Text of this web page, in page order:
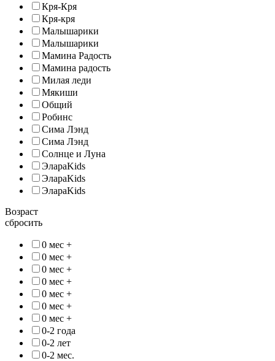
Кря-Кря
Кря-кря
Малышарики
Малышарики
Мамина Радость
Мамина радость
Милая леди
Мякиши
Общий
Робинс
Сима Лэнд
Сима Лэнд
Солнце и Луна
ЭлараKids
ЭлараKids
ЭлараKids
Возраст
сбросить
0 мес +
0 мес +
0 мес +
0 мес +
0 мес +
0 мес +
0 мес +
0-2 года
0-2 лет
0-2 мес.